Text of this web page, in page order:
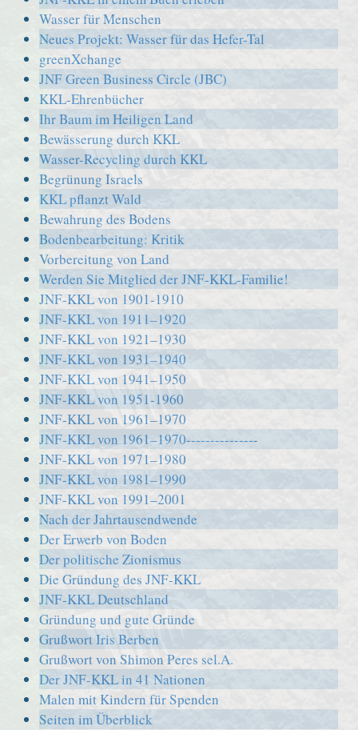
Wasser für Menschen
Neues Projekt: Wasser für das Hefer-Tal
greenXchange
JNF Green Business Circle (JBC)
KKL-Ehrenbücher
Ihr Baum im Heiligen Land
Bewässerung durch KKL
Wasser-Recycling durch KKL
Begrünung Israels
KKL pflanzt Wald
Bewahrung des Bodens
Bodenbearbeitung: Kritik
Vorbereitung von Land
Werden Sie Mitglied der JNF-KKL-Familie!
JNF-KKL von 1901-1910
JNF-KKL von 1911–1920
JNF-KKL von 1921–1930
JNF-KKL von 1931–1940
JNF-KKL von 1941–1950
JNF-KKL von 1951-1960
JNF-KKL von 1961–1970
JNF-KKL von 1961–1970---------------
JNF-KKL von 1971–1980
JNF-KKL von 1981–1990
JNF-KKL von 1991–2001
Nach der Jahrtausendwende
Der Erwerb von Boden
Der politische Zionismus
Die Gründung des JNF-KKL
JNF-KKL Deutschland
Gründung und gute Gründe
Grußwort Iris Berben
Grußwort von Shimon Peres sel.A.
Der JNF-KKL in 41 Nationen
Malen mit Kindern für Spenden
Seiten im Überblick